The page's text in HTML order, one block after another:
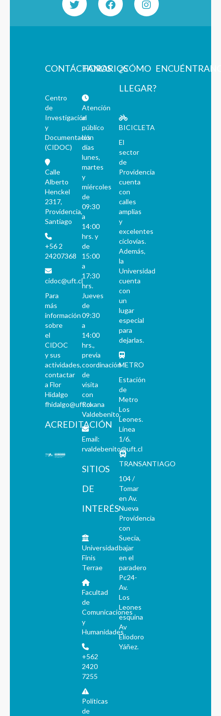
CONTÁCTANOS
Centro
de
Investigación
y
Documentación
(CIDOC)
Calle
Alberto
Henckel
2317,
Providencia,
Santiago
+56 2
24207368
cidoc@uft.cl
Para
más
información
sobre
el
CIDOC
y sus
actividades,
contactar
a Flor
Hidalgo
fhidalgo@uft.cl
ACREDITACIÓN
HORARIOS
Atención
al
público
los
días
lunes,
martes
y
miércoles
de
09:30
a
14:00
hrs. y
de
15:00
a
17:30
hrs.
Jueves
de
09:30
a
14:00
hrs.,
previa
coordinación
de
visita
con
Roxana
Valdebenito.
Email:
rvaldebenito@uft.cl
SITIOS
DE
INTERÉS
Universidad
Finis
Terrae
Facultad
de
Comunicaciones
y
Humanidades
+562
2420
7255
Políticas
de
¿CÓMO
LLEGAR?
BICICLETA
El
sector
de
Providencia
cuenta
con
calles
amplias
y
excelentes
ciclovías.
Además,
la
Universidad
cuenta
con
un
lugar
especial
para
dejarlas.
METRO
Estación
de
Metro
Los
Leones.
Línea
1/6.
TRANSANTIAGO
104 /
Tomar
en Av.
Nueva
Providencia
con
Suecia,
bajar
en el
paradero
Pc24-
Av.
Los
Leones
esquina
Av
Eliodoro
Yáñez.